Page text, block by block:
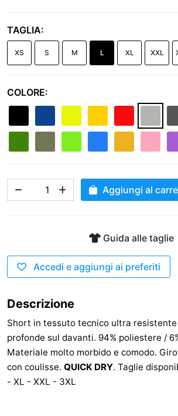
TAGLIA:
XS S M L XL XXL
COLORE:
Aggiungi al
Guida alle taglie
Accedi e aggiungi ai preferiti
Descrizione
Short in tessuto tecnico ultra resistente
profonde sul davanti. 94% poliestere /
Materiale molto morbido e comodo.
con coulisse. QUICK DRY. Taglie
- XL - XXL - 3XL